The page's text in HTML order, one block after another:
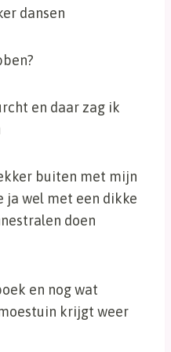
dansen
en daar zag ik
buiten met mijn
ja wel met een dikke
doen
en nog wat
krijgt weer